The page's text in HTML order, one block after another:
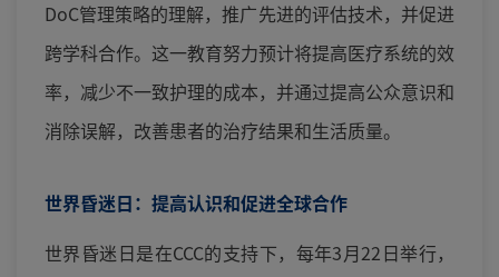
DoC管理策略的理解，推广先进的评估技术，并促进
跨学科合作。这一教育努力预计将提高医疗系统的效
率，减少不一致护理的成本，并通过提高公众意识和
消除误解，改善患者的治疗结果和生活质量。
世界昏迷日：提高认识和促进全球合作
世界昏迷日是在CCC的支持下，每年3月22日举行，